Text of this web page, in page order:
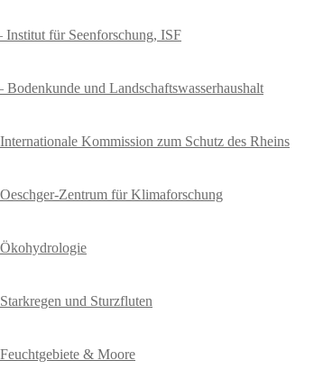
Institut für Seenforschung, ISF
Bodenkunde und Landschaftswasserhaushalt
Kommission zum Schutz des Rheins
Zentrum für Klimaforschung
und Sturzfluten
& Moore